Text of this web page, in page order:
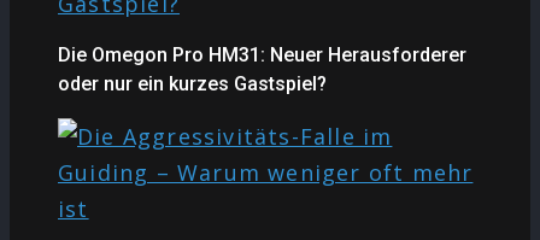
Die Omegon Pro HM31: Neuer Herausforderer
oder nur ein kurzes Gastspiel?